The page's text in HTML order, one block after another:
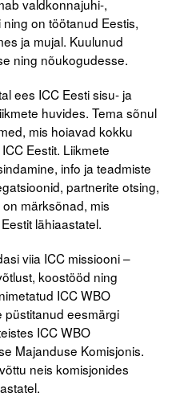
valdkonnajuhi-,
on töötanud Eestis,
ja mujal. Kuulunud
ning nõukogudesse.
ees ICC Eesti sisu- ja
huvides. Tema sõnul
mis hoiavad kokku
Eestit. Liikmete
info ja teadmiste
partnerite otsing,
märksõnad, mis
lähiaastatel.
viia ICC missiooni –
koostööd ning
ICC WBO
püstitanud eesmärgi
ICC WBO
Majanduse Komisjonis.
neis komisjonides